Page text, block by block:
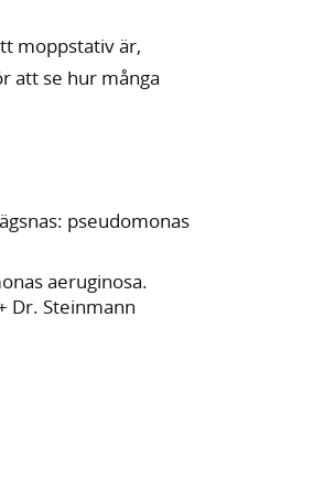
moppstativ är,
att se hur många
pseudomonas
aeruginosa.
Dr. Steinmann